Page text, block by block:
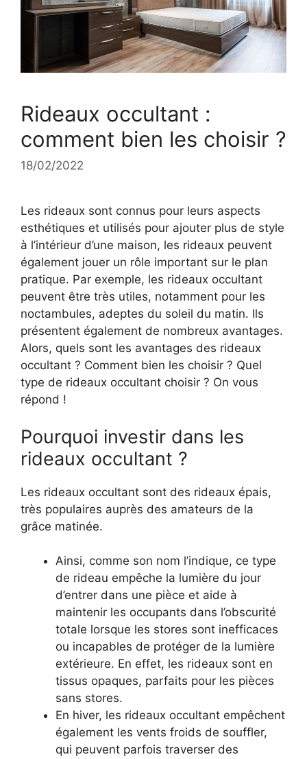
Rideaux occultant :
comment bien les choisir ?
18/02/2022
Les rideaux sont connus pour leurs aspects
esthétiques et utilisés pour ajouter plus de style
à l’intérieur d’une maison, les rideaux peuvent
également jouer un rôle important sur le plan
pratique. Par exemple, les rideaux occultant
peuvent être très utiles, notamment pour les
noctambules, adeptes du soleil du matin. Ils
présentent également de nombreux avantages.
Alors, quels sont les avantages des rideaux
occultant ? Comment bien les choisir ? Quel
type de rideaux occultant choisir ? On vous
répond !
Pourquoi investir dans les
rideaux occultant ?
Les rideaux occultant sont des rideaux épais,
très populaires auprès des amateurs de la
grâce matinée.
Ainsi, comme son nom l’indique, ce type
de rideau empêche la lumière du jour
d’entrer dans une pièce et aide à
maintenir les occupants dans l’obscurité
totale lorsque les stores sont inefficaces
ou incapables de protéger de la lumière
extérieure. En effet, les rideaux sont en
tissus opaques, parfaits pour les pièces
sans stores.
En hiver, les rideaux occultant empêchent
également les vents froids de souffler,
qui peuvent parfois traverser des